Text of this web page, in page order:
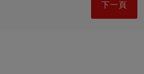
下一頁